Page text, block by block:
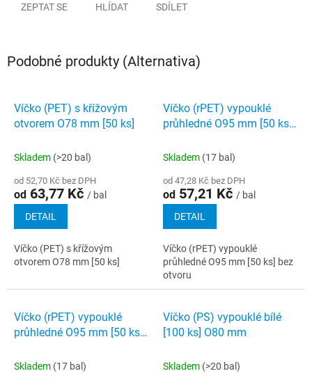
ZEPTAT SE HLÍDAT SDÍLET
Podobné produkty (Alternativa)
Víčko (PET) s křížovým
otvorem O78 mm [50 ks]
Skladem (>20 bal)
od 52,70 Kč bez DPH
od 63,77 Kč / bal
DETAIL
Víčko (PET) s křížovým
otvorem O78 mm [50 ks]
Víčko (rPET) vypouklé
průhledné O95 mm [50 ks]
Skladem (17 bal)
od 47,28 Kč bez DPH
od 57,21 Kč / bal
DETAIL
Víčko (rPET) vypouklé
průhledné O95 mm [50 ks] bez
otvoru
Víčko (rPET) vypouklé
průhledné O95 mm [50 ks]
Skladem (17 bal)
Víčko (PS) vypouklé bílé
[100 ks] O80 mm
Skladem (>20 bal)